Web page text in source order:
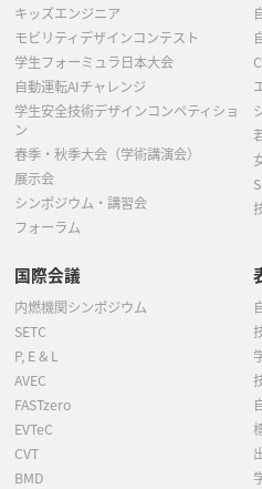
キッズエンジニア
モビリティデザインコンテスト
学生フォーミュラ日本大会
自動運転AIチャレンジ
学生安全技術デザインコンペティショ
ン
春季・秋季大会（学術講演会）
展示会
シンポジウム・講習会
フォーラム
国際会議
内燃機関シンポジウム
SETC
P, E & L
AVEC
FASTzero
EVTeC
CVT
BMD